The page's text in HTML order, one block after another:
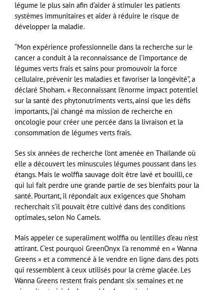
légume le plus sain afin d’aider à stimuler les patients
systèmes immunitaires et aider à réduire le risque de
développer la maladie.
“Mon expérience professionnelle dans la recherche sur le
cancer a conduit à la reconnaissance de l’importance de
légumes verts frais et sains pour promouvoir la force
cellulaire, prévenir les maladies et favoriser la longévité”, a
déclaré Shoham. « Reconnaissant l’énorme impact potentiel
sur la santé des phytonutriments verts, ainsi que les défis
importants, j’ai changé ma mission de recherche en
oncologie pour créer une percée dans la livraison et la
consommation de légumes verts frais.
Ses six années de recherche l’ont amenée en Thaïlande où
elle a découvert les minuscules légumes poussant dans les
étangs. Mais le wolffia sauvage doit être lavé et bouilli, ce
qui lui fait perdre une grande partie de ses bienfaits pour la
santé. Pourtant, il répondait aux exigences que Shoham
recherchait s’il pouvait être cultivé dans des conditions
optimales, selon No Camels.
Mais appeler ce superaliment wolffia ou lentilles d’eau n’est
attirant. C’est pourquoi GreenOnyx l’a renommé en « Wanna
Greens » et a commencé à le vendre en ligne dans des pots
qui ressemblent à ceux utilisés pour la crème glacée. Les
Wanna Greens restent frais pendant six semaines et ne